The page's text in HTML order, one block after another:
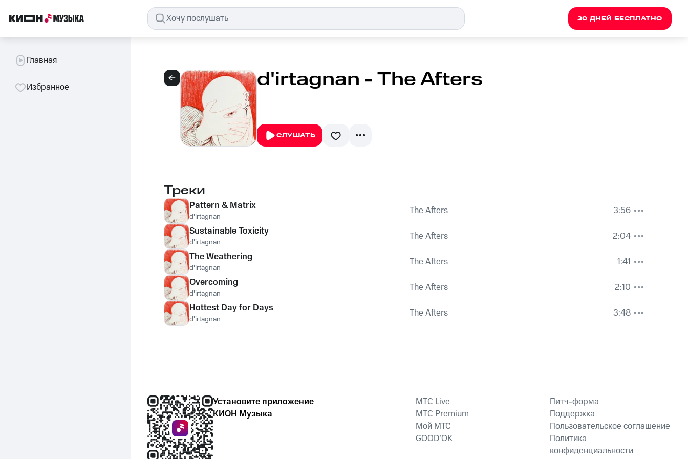
30 ДНЕЙ БЕСПЛАТНО
Главная
Избранное d'irtagnan - The Afters
СЛУШАТЬ
Треки
Pattern & Matrix
d'irtagnan The Afters
3:56
Sustainable Toxicity
d'irtagnan The Afters
2:04
The Weathering
d'irtagnan The Afters
1:41
Overcoming
d'irtagnan The Afters
2:10
Hottest Day for Days
d'irtagnan The Afters 3:48
Установите приложение
КИОН Музыка
MTС Live
MTС Premium
Мой МТС
GOOD’OK
Питч-форма
Поддержка
Пользовательское соглашение
Политика
конфиденциальности